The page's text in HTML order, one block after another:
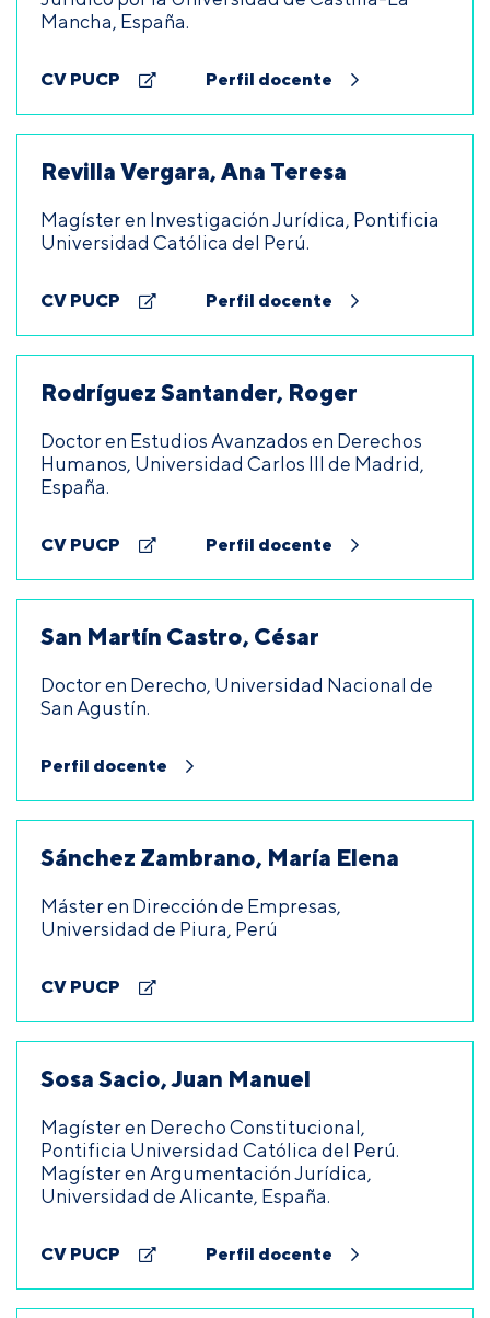
Mancha, España.
CV PUCP Perfil docente
Revilla Vergara, Ana Teresa
Magíster en Investigación Jurídica, Pontificia
Universidad Católica del Perú.
CV PUCP Perfil docente
Rodríguez Santander, Roger
Doctor en Estudios Avanzados en Derechos
Humanos, Universidad Carlos III de Madrid,
España.
CV PUCP Perfil docente
San Martín Castro, César
Doctor en Derecho, Universidad Nacional de
San Agustín.
Perfil docente
Sánchez Zambrano, María Elena
Máster en Dirección de Empresas,
Universidad de Piura, Perú
CV PUCP
Sosa Sacio, Juan Manuel
Magíster en Derecho Constitucional,
Pontificia Universidad Católica del Perú.
Magíster en Argumentación Jurídica,
Universidad de Alicante, España.
CV PUCP Perfil docente